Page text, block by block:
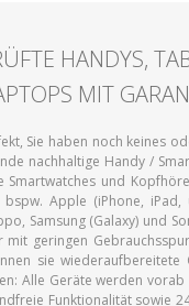
HANDYS,
MIT
Sie haben noch keines
nachhaltige Handy /
und
Apple (iPhone, iPad,
Samsung (Galaxy) und
geringen
sie
Alle Geräte werden
Funktionalität sowie